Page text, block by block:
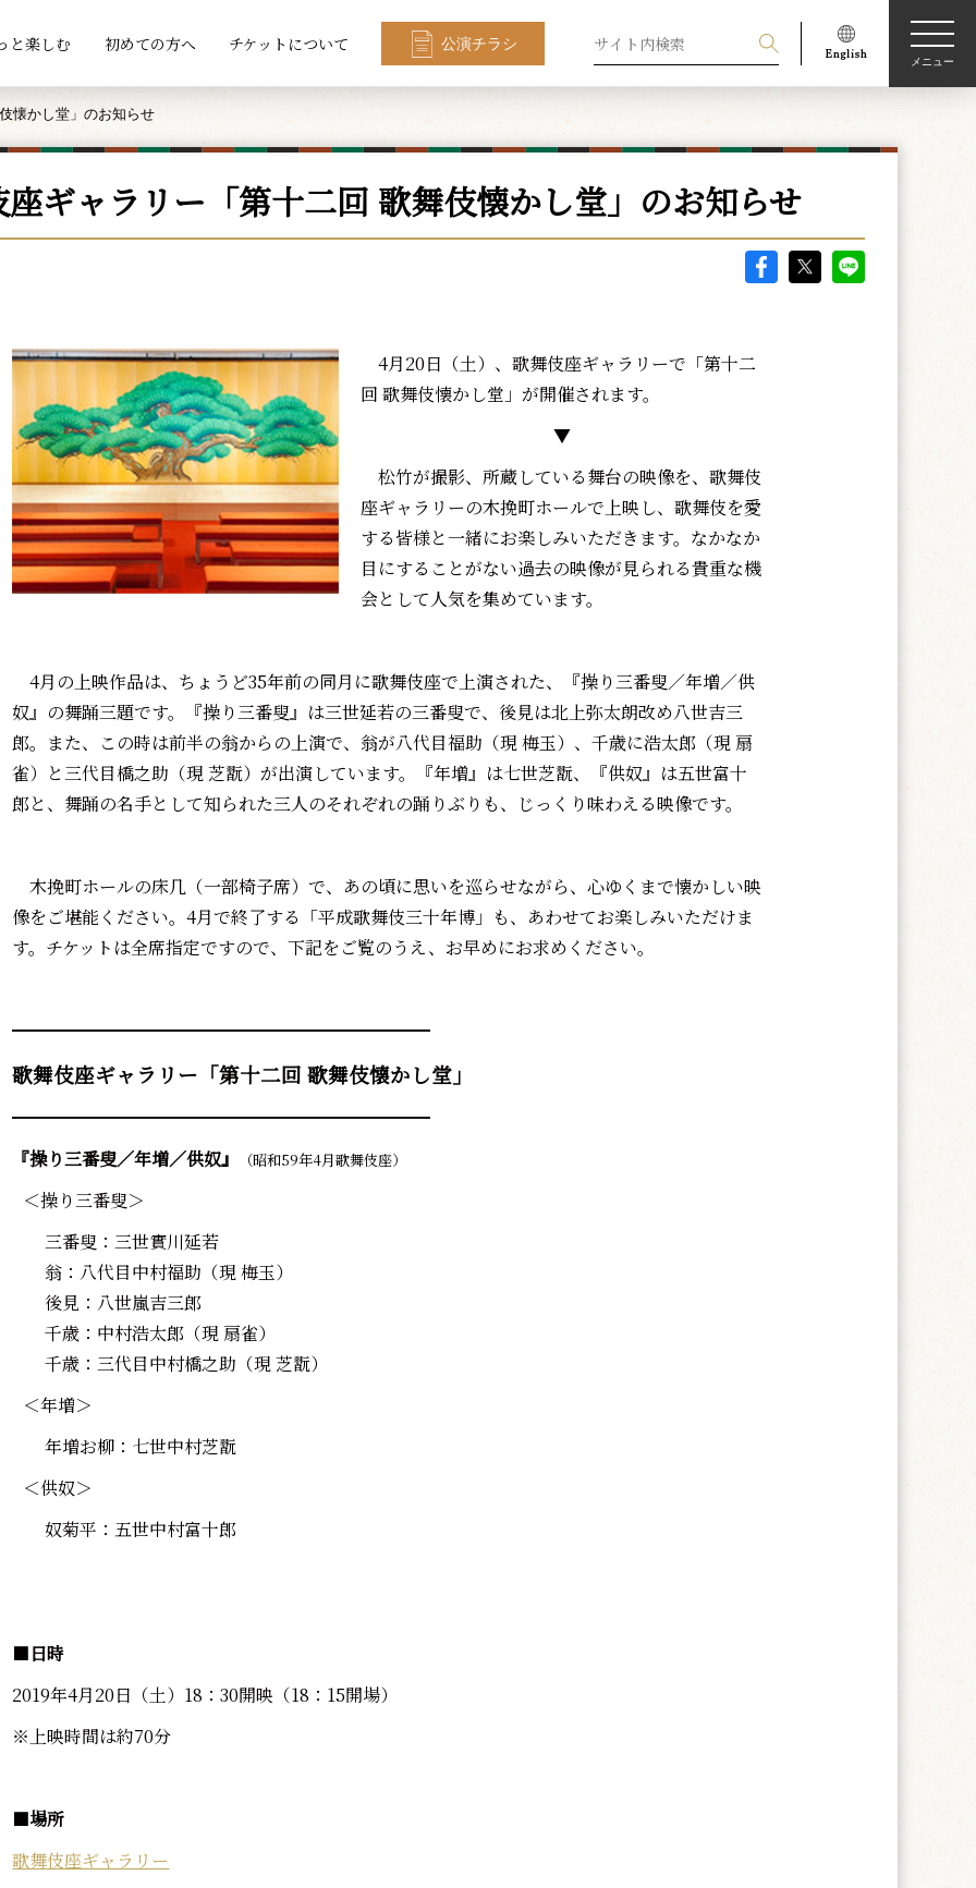
と楽しむ 初めての方へ チケットについて 公演チラシ
メニュー
懐かし堂」のお知らせ
ギャラリー「第十二回 歌舞伎懐かし堂」のお知らせ
4月20日（土）、歌舞伎座ギャラリーで「第十二
回 歌舞伎懐かし堂」が開催されます。
▼
松竹が撮影、所蔵している舞台の映像を、歌舞伎
座ギャラリーの木挽町ホールで上映し、歌舞伎を愛
する皆様と一緒にお楽しみいただきます。なかなか
目にすることがない過去の映像が見られる貴重な機
会として人気を集めています。
4月の上映作品は、ちょうど35年前の同月に歌舞伎座で上演された、『操り三番叟／年増／供
奴』の舞踊三題です。『操り三番叟』は三世延若の三番叟で、後見は北上弥太朗改め八世吉三
郎。また、この時は前半の翁からの上演で、翁が八代目福助（現 梅玉）、千歳に浩太郎（現 扇
雀）と三代目橋之助（現 芝翫）が出演しています。『年増』は七世芝翫、『供奴』は五世富十
郎と、舞踊の名手として知られた三人のそれぞれの踊りぶりも、じっくり味わえる映像です。
木挽町ホールの床几（一部椅子席）で、あの頃に思いを巡らせながら、心ゆくまで懐かしい映
像をご堪能ください。4月で終了する「平成歌舞伎三十年博」も、あわせてお楽しみいただけま
す。チケットは全席指定ですので、下記をご覧のうえ、お早めにお求めください。
━━━━━━━━━━━━━━━━━━━━━━━━
歌舞伎座ギャラリー「第十二回 歌舞伎懐かし堂」
━━━━━━━━━━━━━━━━━━━━━━━━
『操り三番叟／年増／供奴』
（昭和59年4月歌舞伎座）
＜操り三番叟＞
三番叟：三世實川延若
翁：八代目中村福助（現 梅玉）
後見：八世嵐吉三郎
千歳：中村浩太郎（現 扇雀）
千歳：三代目中村橋之助（現 芝翫）
＜年増＞
年増お柳：七世中村芝翫
＜供奴＞
奴菊平：五世中村富十郎
■日時
2019年4月20日（土）18：30開映（18：15開場）
※上映時間は約70分
■場所
歌舞伎座ギャラリー